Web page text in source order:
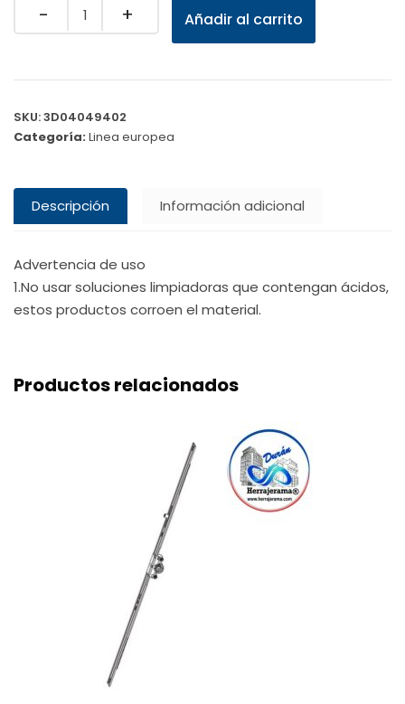
Quantity Añadir al carrito
SKU:3D04049402
Categoría:Linea europea
Descripción Información adicional
Advertencia de uso
1.No usar soluciones limpiadoras que contengan ácidos,
estos productos corroen el material.
Productos relacionados